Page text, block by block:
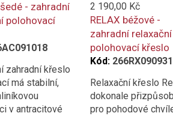
- zahradní
polohovací
zahradní křeslo
má stabilní,
v antracitové
2 190,00 Kč
RELAX béžové -
zahradní relaxační
polohovací křeslo
Kód: 266RX090931
Relaxační křeslo
dokonale
pro pohodové